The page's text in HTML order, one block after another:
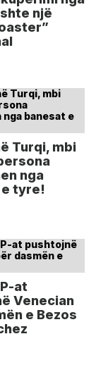
një
Turqi, mbi
nga
tyre!
at
Venecian
e Bezos